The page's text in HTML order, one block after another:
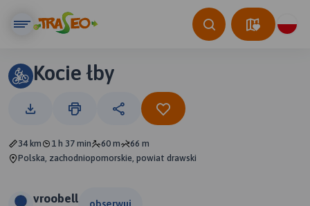
Kocie łby
34 km 1 h 37 min 60 m
66 m
Polska, zachodniopomorskie, powiat drawski
vroobell obserwuj